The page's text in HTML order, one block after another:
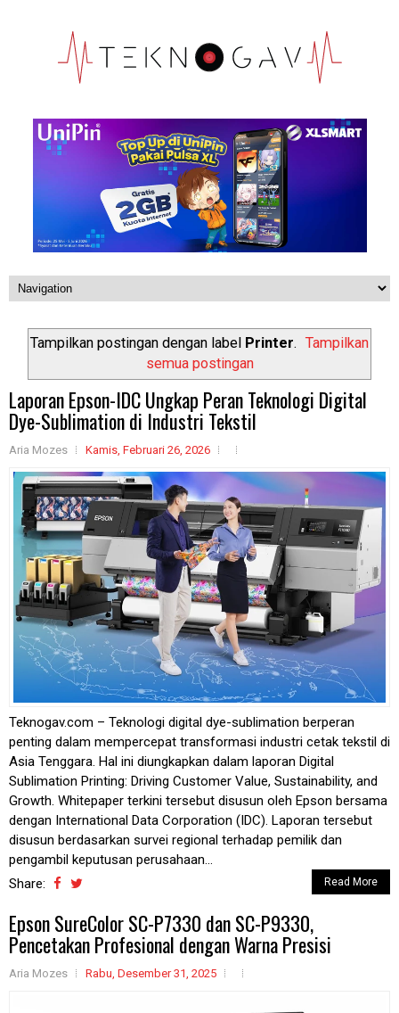
Tampilkan postingan dengan label Printer. Tampilkan
semua postingan
Laporan Epson-IDC Ungkap Peran Teknologi Digital
Dye-Sublimation di Industri Tekstil
Aria Mozes Kamis, Februari 26, 2026
Teknogav.com – Teknologi digital dye-sublimation berperan
penting dalam mempercepat transformasi industri cetak tekstil di
Asia Tenggara. Hal ini diungkapkan dalam laporan Digital
Sublimation Printing: Driving Customer Value, Sustainability, and
Growth. Whitepaper terkini tersebut disusun oleh Epson bersama
dengan International Data Corporation (IDC). Laporan tersebut
disusun berdasarkan survei regional terhadap pemilik dan
pengambil keputusan perusahaan...
Share:
Read More
Epson SureColor SC-P7330 dan SC-P9330,
Pencetakan Profesional dengan Warna Presisi
Aria Mozes Rabu, Desember 31, 2025